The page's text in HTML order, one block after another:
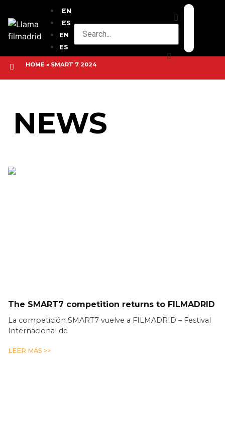
EN
ES
EN
ES
HOME » SMART 7 2024
NEWS
The SMART7 competition returns to FILMADRID
La competición SMART7 vuelve a FILMADRID – Festival
Internacional de
LEER MÁS >>